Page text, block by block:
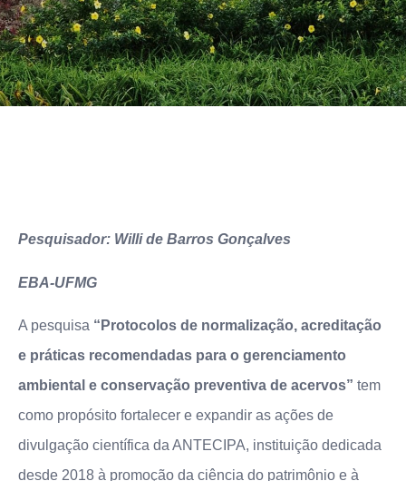
Pesquisador: Willi de Barros Gonçalves
EBA-UFMG
A pesquisa “Protocolos de normalização, acreditação
e práticas recomendadas para o gerenciamento
ambiental e conservação preventiva de acervos” tem
como propósito fortalecer e expandir as ações de
divulgação científica da ANTECIPA, instituição dedicada
desde 2018 à promoção da ciência do patrimônio e à